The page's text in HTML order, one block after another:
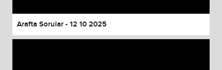
Arafta Sorular - 12 10 2025